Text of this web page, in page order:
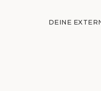
DEINE